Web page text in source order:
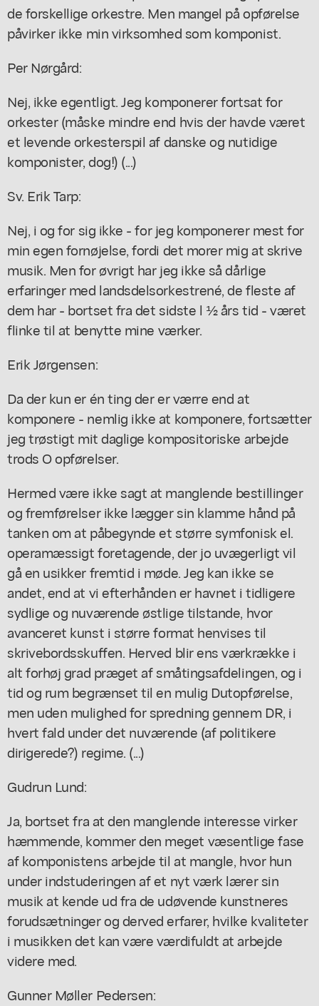
de forskellige orkestre. Men mangel på opførelse
påvirker ikke min virksomhed som komponist.
Per Nørgård:
Nej, ikke egentligt. Jeg komponerer fortsat for
orkester (måske mindre end hvis der havde været
et levende orkesterspil af danske og nutidige
komponister, dog!) (...)
Sv. Erik Tarp:
Nej, i og for sig ikke - for jeg komponerer mest for
min egen fornøjelse, fordi det morer mig at skrive
musik. Men for øvrigt har jeg ikke så dårlige
erfaringer med landsdelsorkestrené, de fleste af
dem har - bortset fra det sidste l ½ års tid - været
flinke til at benytte mine værker.
Erik Jørgensen:
Da der kun er én ting der er værre end at
komponere - nemlig ikke at komponere, fortsætter
jeg trøstigt mit daglige kompositoriske arbejde
trods O opførelser.
Hermed være ikke sagt at manglende bestillinger
og fremførelser ikke lægger sin klamme hånd på
tanken om at påbegynde et større symfonisk el.
operamæssigt foretagende, der jo uvægerligt vil
gå en usikker fremtid i møde. Jeg kan ikke se
andet, end at vi efterhånden er havnet i tidligere
sydlige og nuværende østlige tilstande, hvor
avanceret kunst i større format henvises til
skrivebordsskuffen. Herved blir ens værkrække i
alt forhøj grad præget af småtingsafdelingen, og i
tid og rum begrænset til en mulig Dutopførelse,
men uden mulighed for spredning gennem DR, i
hvert fald under det nuværende (af politikere
dirigerede?) regime. (...)
Gudrun Lund:
Ja, bortset fra at den manglende interesse virker
hæmmende, kommer den meget væsentlige fase
af komponistens arbejde til at mangle, hvor hun
under indstuderingen af et nyt værk lærer sin
musik at kende ud fra de udøvende kunstneres
forudsætninger og derved erfarer, hvilke kvaliteter
i musikken det kan være værdifuldt at arbejde
videre med.
Gunner Møller Pedersen: